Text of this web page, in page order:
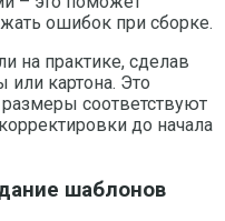
ошибок при сборке.
на практике, сделав
картона. Это
соответствуют
до начала
шаблонов